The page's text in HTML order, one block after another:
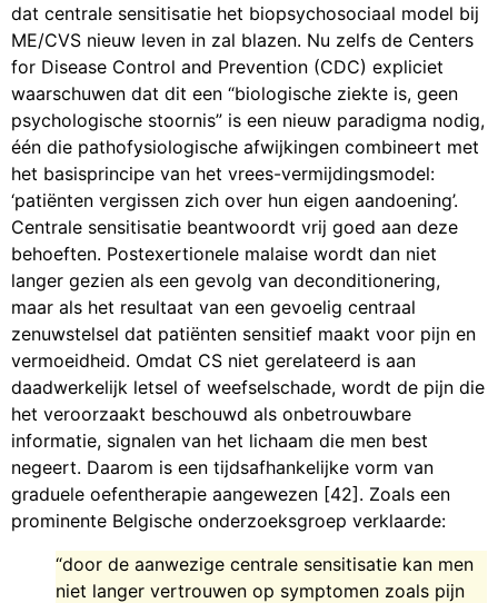
dat centrale sensitisatie het biopsychosociaal model bij
ME/CVS nieuw leven in zal blazen. Nu zelfs de Centers
for Disease Control and Prevention (CDC) expliciet
waarschuwen dat dit een “biologische ziekte is, geen
psychologische stoornis” is een nieuw paradigma nodig,
één die pathofysiologische afwijkingen combineert met
het basisprincipe van het vrees-vermijdingsmodel:
‘patiënten vergissen zich over hun eigen aandoening’.
Centrale sensitisatie beantwoordt vrij goed aan deze
behoeften. Postexertionele malaise wordt dan niet
langer gezien als een gevolg van deconditionering,
maar als het resultaat van een gevoelig centraal
zenuwstelsel dat patiënten sensitief maakt voor pijn en
vermoeidheid. Omdat CS niet gerelateerd is aan
daadwerkelijk letsel of weefselschade, wordt de pijn die
het veroorzaakt beschouwd als onbetrouwbare
informatie, signalen van het lichaam die men best
negeert. Daarom is een tijdsafhankelijke vorm van
graduele oefentherapie aangewezen [42]. Zoals een
prominente Belgische onderzoeksgroep verklaarde:
“door de aanwezige centrale sensitisatie kan men
niet langer vertrouwen op symptomen zoals pijn